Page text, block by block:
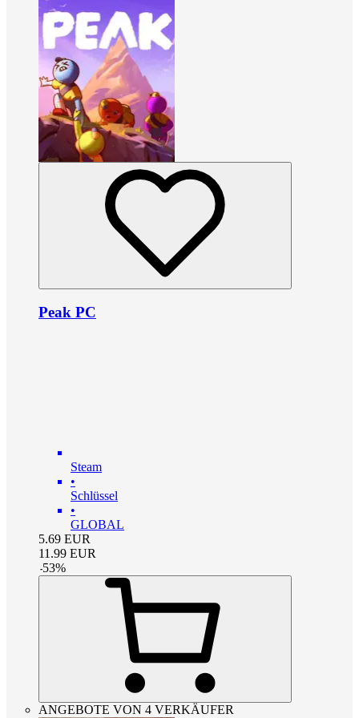
Peak PC
Steam
•
Schlüssel
•
GLOBAL
5.69 EUR
11.99 EUR
-53%
ANGEBOTE VON 4 VERKÄUFER